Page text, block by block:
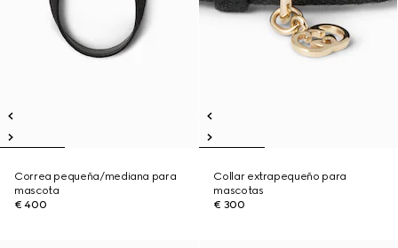
Correa pequeña/mediana para
mascota
€ 400
Collar extrapequeño para
mascotas
€ 300